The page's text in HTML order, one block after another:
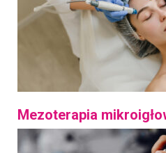
Mezoterapia